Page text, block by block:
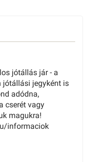
jótállás jár - a
jótállási jegyként is
adódna,
cserét vagy
magukra!
informaciok